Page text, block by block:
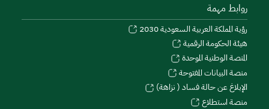
روابط مهمة
رؤية المملكة العربية السعودية 2030
هيئة الحكومة الرقمية
المنصة الوطنية الموحدة
منصة البيانات المفتوحة
الإبلاغ عن حالة فساد ( نزاهة)
منصة استطلاع